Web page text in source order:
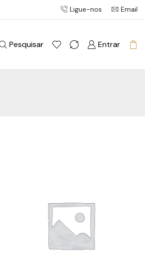
Entrega gratuita em pedidos
Ligue-nos Email
Pesquisar Entrar